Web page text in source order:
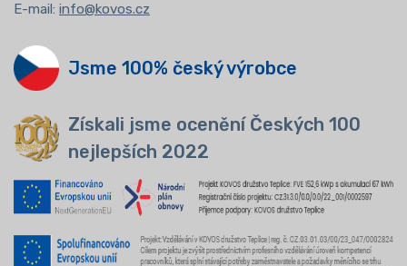
E-mail: info@kovos.cz
Jsme 100% český výrobce
Získali jsme ocenění Českých 100
nejlepších 2022